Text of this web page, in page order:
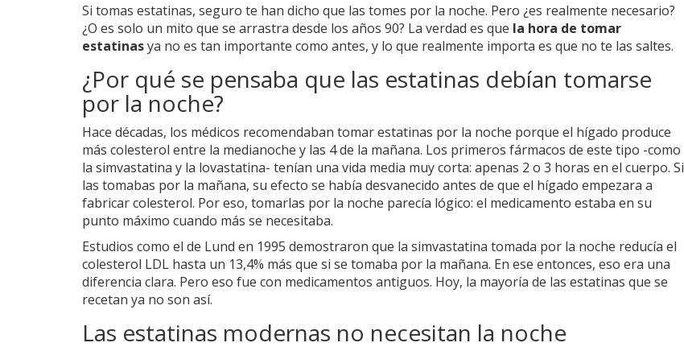
Si tomas estatinas, seguro te han dicho que las tomes por la noche. Pero ¿es realmente necesario?
¿O es solo un mito que se arrastra desde los años 90? La verdad es que la hora de tomar
estatinasya no es tan importante como antes, y lo que realmente importa es que no te las saltes.
¿Por qué se pensaba que las estatinas debían tomarse
por la noche?
Hace décadas, los médicos recomendaban tomar estatinas por la noche porque el hígado produce
más colesterol entre la medianoche y las 4 de la mañana. Los primeros fármacos de este tipo -como
la simvastatina y la lovastatina- tenían una vida media muy corta: apenas 2 o 3 horas en el cuerpo. Si
las tomabas por la mañana, su efecto se había desvanecido antes de que el hígado empezara a
fabricar colesterol. Por eso, tomarlas por la noche parecía lógico: el medicamento estaba en su
punto máximo cuando más se necesitaba.
Estudios como el de Lund en 1995 demostraron que la simvastatina tomada por la noche reducía el
colesterol LDL hasta un 13,4% más que si se tomaba por la mañana. En ese entonces, eso era una
diferencia clara. Pero eso fue con medicamentos antiguos. Hoy, la mayoría de las estatinas que se
recetan ya no son así.
Las estatinas modernas no necesitan la noche